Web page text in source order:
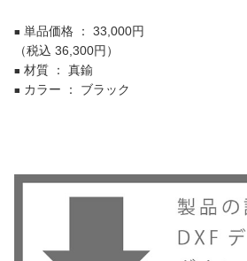
■ 単品価格 ： 33,000円
（税込 36,300円）
■ 材質 ： 真鍮
■ カラー ： ブラック